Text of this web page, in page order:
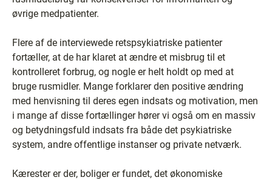
øvrige medpatienter.
Flere af de interviewede retspsykiatriske patienter
fortæller, at de har klaret at ændre et misbrug til et
kontrolleret forbrug, og nogle er helt holdt op med at
bruge rusmidler. Mange forklarer den positive ændring
med henvisning til deres egen indsats og motivation, men
i mange af disse fortællinger hører vi også om en massiv
og betydningsfuld indsats fra både det psykiatriske
system, andre offentlige instanser og private netværk.
Kærester er der, boliger er fundet, det økonomiske